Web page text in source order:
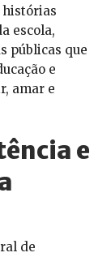
histórias
escola,
públicas que
e
amar e
e
de